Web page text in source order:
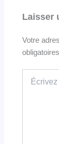
Laisser
Votre
ici…